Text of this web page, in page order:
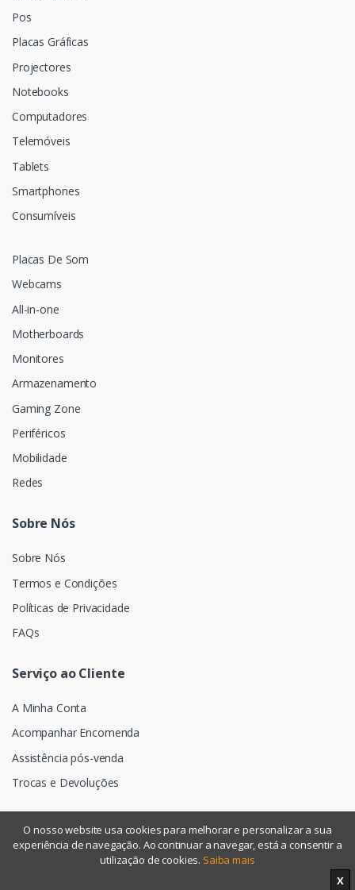
Pos
Placas Gráficas
Projectores
Notebooks
Computadores
Telemóveis
Tablets
Smartphones
Consumíveis
Placas De Som
Webcams
All-in-one
Motherboards
Monitores
Armazenamento
Gaming Zone
Periféricos
Mobilidade
Redes
Sobre Nós
Sobre Nós
Termos e Condições
Políticas de Privacidade
FAQs
Serviço ao Cliente
A Minha Conta
Acompanhar Encomenda
Assistência pós-venda
Trocas e Devoluções
©Assismática- Todos os direitos reservados
O nosso website usa cookies para melhorar e personalizar a sua
experiência de navegação. Ao continuar a navegar, está a consentir a
utilização de cookies. Saiba mais
X